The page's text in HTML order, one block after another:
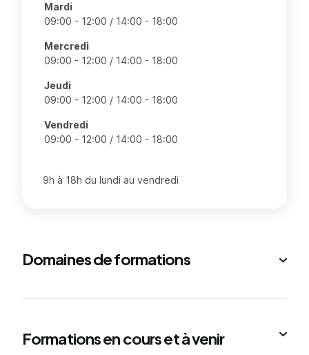
Mardi
09:00 - 12:00 / 14:00 - 18:00
Mercredi
09:00 - 12:00 / 14:00 - 18:00
Jeudi
09:00 - 12:00 / 14:00 - 18:00
Vendredi
09:00 - 12:00 / 14:00 - 18:00
9h à 18h du lundi au vendredi
Domaines de formations
Formations en cours et à venir